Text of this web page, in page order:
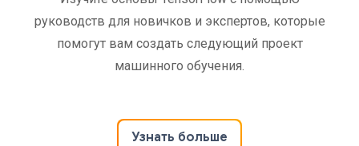
руководств для новичков и экспертов, которые
помогут вам создать следующий проект
машинного обучения.
Узнать больше